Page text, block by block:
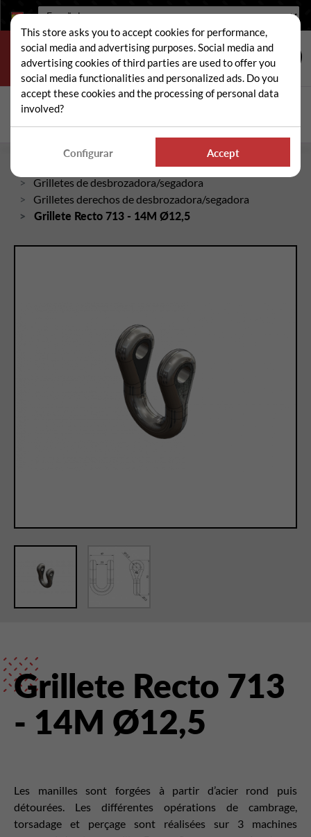
Idioma:
Buscar
Piezas sueltas de desbrozadora/segadora
Grilletes de desbrozadora/segadora
Grilletes derechos de desbrozadora/segadora
Grillete Recto 713 - 14M Ø12,5
Grillete Recto 713
- 14M Ø12,5
Les manilles sont forgées à partir d’acier rond puis
détourées. Les différentes opérations de cambrage,
torsadage et perçage sont réalisées sur 3 machines
This store asks you to accept cookies for performance,
social media and advertising purposes. Social media and
advertising cookies of third parties are used to offer you
social media functionalities and personalized ads. Do you
accept these cookies and the processing of personal data
involved?
Configurar Accept